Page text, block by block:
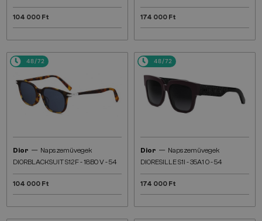
104 000 Ft 174 000 Ft
48/72
Dior — Napszemüvegek
DIORBLACKSUIT S12F - 18B0 V - 54
104 000 Ft
48/72
Dior — Napszemüvegek
DIORESILLE S1I - 35A1 O - 54
174 000 Ft